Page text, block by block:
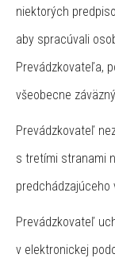
niektorých
aby spracúvali
Prevádzkovateľa,
všeobecne
Prevádzkovateľ
s tretími stranami
Prevádzkovateľ
v elektronickej